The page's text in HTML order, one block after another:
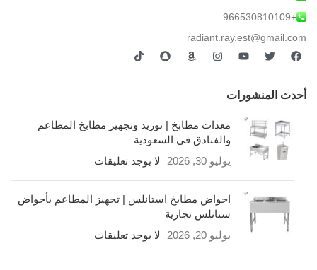
+966530810109
radiant.ray.est@gmail.com
أحدث المنشورات
معدات مطابخ | توريد وتجهيز مطابخ المطاعم
والفنادق في السعودية
يوليو 30, 2026
لا يوجد تعليقات
احواض مطابخ استانلس | تجهيز المطاعم بأحواض
ستانلس تجارية
يوليو 20, 2026
لا يوجد تعليقات